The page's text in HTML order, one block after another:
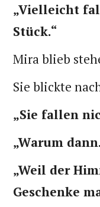
„Vielleicht
Stück.“
Mira blieb
Sie blickte
„Sie fallen
„Warum
„Weil der
Geschenke